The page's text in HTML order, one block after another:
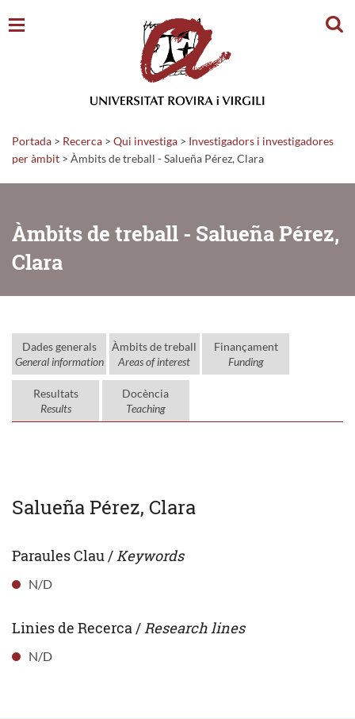
Portada > Recerca > Qui investiga > Investigadors i investigadores
per àmbit > Àmbits de treball - Salueña Pérez, Clara
Àmbits de treball - Salueña Pérez,
Clara
Dades generals
General information
Àmbits de treball
Areas of interest
Finançament
Funding
Resultats
Results
Docència
Teaching
Salueña Pérez, Clara
Paraules Clau / Keywords
N/D
Linies de Recerca / Research lines
N/D